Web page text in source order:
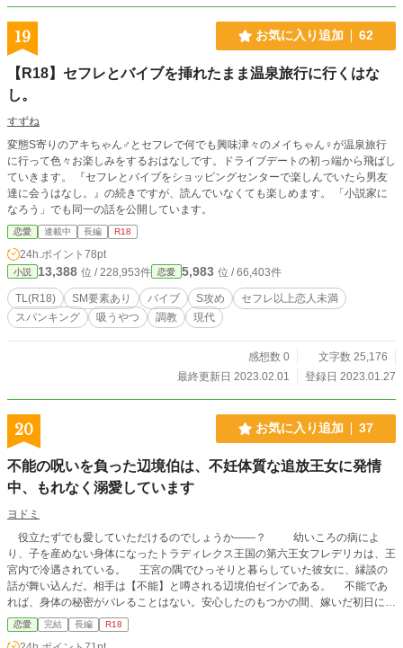
19 お気に入り追加 62
【R18】セフレとバイブを挿れたまま温泉旅行に行くはな
し。
すずね
変態S寄りのアキちゃん♂とセフレで何でも興味津々のメイちゃん♀が温泉旅行
に行って色々お楽しみをするおはなしです。ドライブデートの初っ端から飛ばし
ていきます。 『セフレとバイブをショッピングセンターで楽しんでいたら男友
達に会うはなし。』の続きですが、読んでいなくても楽しめます。 「小説家に
なろう」でも同一の話を公開しています。
恋愛 連載中 長編 R18
24h.ポイント 78pt
小説 13,388 位 / 228,953件 恋愛 5,983 位 / 66,403件
TL(R18) SM要素あり バイブ S攻め
セフレ以上恋人未満
スパンキング
吸うやつ 調教 現代
感想数 0
文字数 25,176
最終更新日 2023.02.01
登録日 2023.01.27
20 お気に入り追加 37
不能の呪いを負った辺境伯は、不妊体質な追放王女に発情
中、もれなく溺愛しています
ヨドミ
役立たずでも愛していただけるのでしょうか――？ 幼いころの病によ
り、子を産めない身体になったトラディレクス王国の第六王女フレデリカは、王
宮内で冷遇されている。 王宮の隅でひっそりと暮らしていた彼女に、縁談の
話が舞い込んだ。相手は【不能】と噂される辺境伯ゼインである。 不能であ
れば、身体の秘密がバレることはない。安心したのもつかの間、嫁いだ初日に、
フレデリカはゼインに抱かれてしまう。 不能の呪いに冒されているのにな
ぜ……。不能の呪いの反動により、ゼインはフレデリカにだけ発情するように。
恋愛 完結 長編 R18